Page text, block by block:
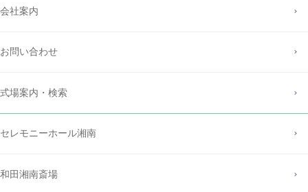
会社案内
お問い合わせ
式場案内・検索
セレモニーホール湘南
和田湘南斎場